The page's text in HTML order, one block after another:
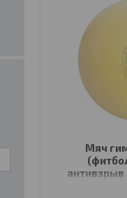
Мяч
антивзрыв